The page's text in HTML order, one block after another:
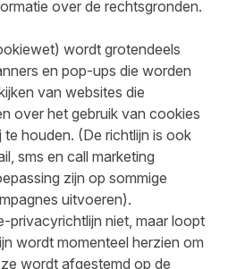
over de rechtsgronden.
wordt grotendeels
en pop-ups die worden
van websites die
over het gebruik van cookies
houden. (De richtlijn is ook
sms en call marketing
zijn op sommige
uitvoeren).
privacyrichtlijn niet, maar loopt
wordt momenteel herzien om
wordt afgestemd op de